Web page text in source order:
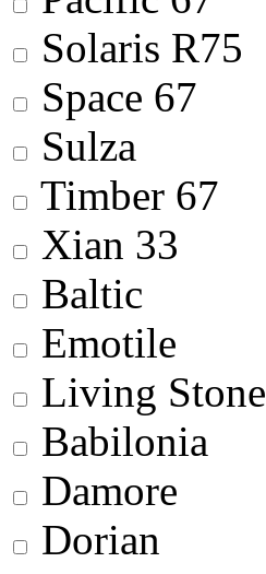
Solaris R75
Space 67
Sulza
Timber 67
Xian 33
Baltic
Emotile
Living Stone
Babilonia
Damore
Dorian